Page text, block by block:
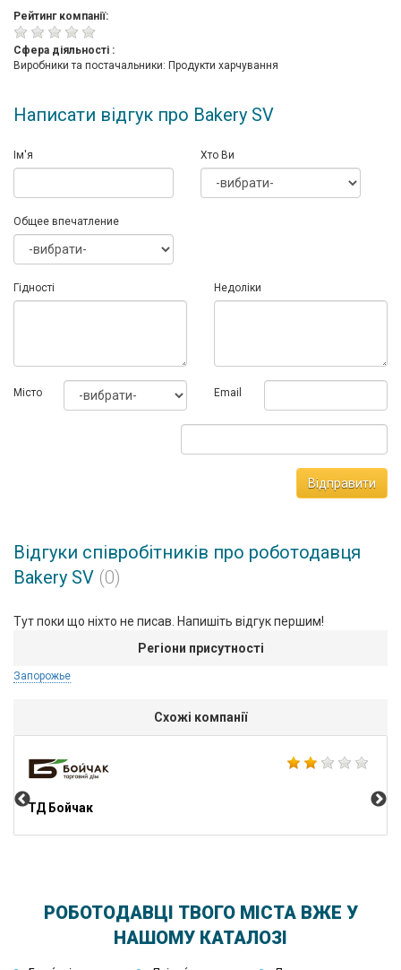
Рейтинг компанії:
Сфера діяльності :
Виробники та постачальники: Продукти харчування
Написати відгук про Bakery SV
Ім'я Хто Ви
Общее впечатление
Гідності Недоліки
Мiсто Email
Відправити
Відгуки співробітників про роботодавця
Bakery SV (0)
Тут поки що ніхто не писав. Напишіть відгук першим!
Регіони присутності
Запорожье
Схожі компанії
ТД Бойчак
РОБОТОДАВЦІ ТВОГО МІСТА ВЖЕ У
НАШОМУ КАТАЛОЗІ